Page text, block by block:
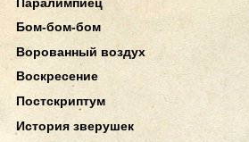
Бом-бом-бом
Ворованный воздух
Воскресение
Постскриптум
История зверушек